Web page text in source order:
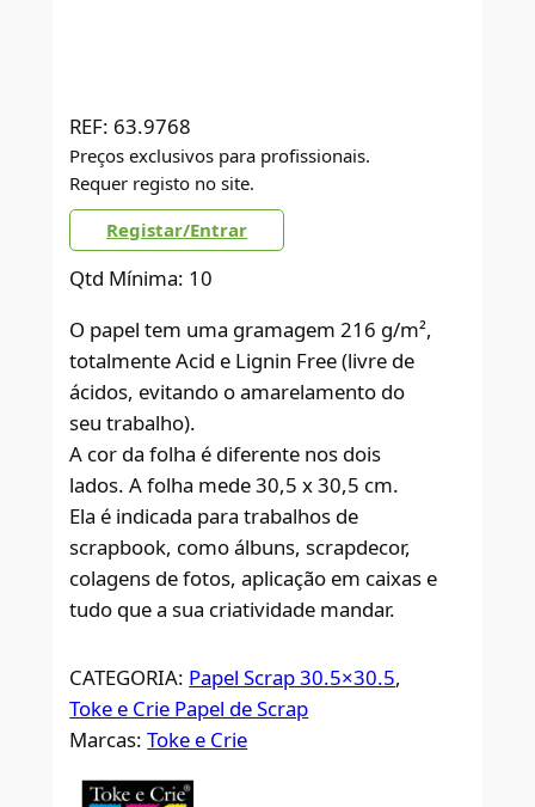
REF: 63.9768
Preços exclusivos para profissionais.
Requer registo no site.
Registar/Entrar
Qtd Mínima: 10
O papel tem uma gramagem 216 g/m²,
totalmente Acid e Lignin Free (livre de
ácidos, evitando o amarelamento do
seu trabalho).
A cor da folha é diferente nos dois
lados. A folha mede 30,5 x 30,5 cm.
Ela é indicada para trabalhos de
scrapbook, como álbuns, scrapdecor,
colagens de fotos, aplicação em caixas e
tudo que a sua criatividade mandar.
CATEGORIA: Papel Scrap 30.5×30.5
Toke e Crie Papel de Scrap
Marcas:Toke e Crie